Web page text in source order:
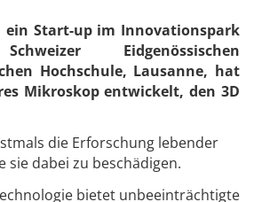
ein Start-up im Innovationspark
Eidgenössischen
Hochschule, Lausanne, hat
Mikroskop entwickelt, den 3D
die Erforschung lebender
sie dabei zu beschädigen.
bietet unbeeinträchtigte